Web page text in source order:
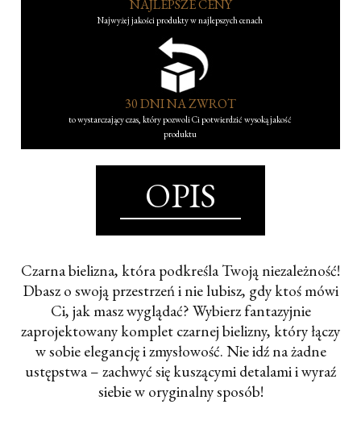
NAJLEPSZE CENY
Najwyżej jakości produkty w najlepszych cenach
30 DNI NA ZWROT
to wystarczający czas, który pozwoli Ci potwierdzić wysoką jakość
produktu
OPIS
Czarna bielizna, która podkreśla Twoją niezależność!
Dbasz o swoją przestrzeń i nie lubisz, gdy ktoś mówi
Ci, jak masz wyglądać? Wybierz fantazyjnie
zaprojektowany komplet czarnej bielizny, który łączy
w sobie elegancję i zmysłowość. Nie idź na żadne
ustępstwa – zachwyć się kuszącymi detalami i wyraź
siebie w oryginalny sposób!